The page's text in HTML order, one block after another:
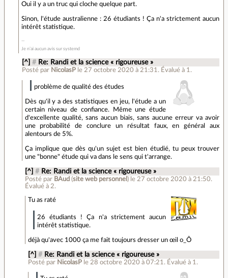
Oui il y a un truc qui cloche quelque part.
Sinon, l'étude australienne : 26 étudiants ! Ça n'a strictement aucun
intérêt statistique.
Je n’ai aucun avis sur systemd
[^] # Re: Randi et la science « rigoureuse »
Posté par NicolasP le 27 octobre 2020 à 21:31 . Évalué à 1 .
problème de qualité des études
Dès qu'il y a des statistiques en jeu, l'étude a un
certain niveau de confiance. Même une étude
d'excellente qualité, sans aucun biais, sans aucune erreur va avoir
une probabilité de conclure un résultat faux, en général aux
alentours de 5%.
Ça implique que dès qu'un sujet est bien étudié, tu peux trouver
une "bonne" étude qui va dans le sens qui t'arrange.
[^] # Re: Randi et la science « rigoureuse »
Posté par BAud (site web personnel ) le 27 octobre 2020 à 21:50.
Évalué à 2.
Tu as raté
26 étudiants ! Ça n'a strictement aucun
intérêt statistique.
déjà qu'avec 1000 ça me fait toujours dresser un œil o_Ô
[^] # Re: Randi et la science « rigoureuse »
Posté par NicolasP le 28 octobre 2020 à 07:21 . Évalué à 1 .